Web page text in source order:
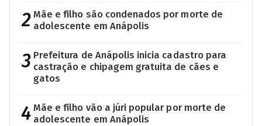
2 Mãe e filho são condenados por morte de
adolescente em Anápolis
3 Prefeitura de Anápolis inicia cadastro para
castração e chipagem gratuita de cães e
gatos
4 Mãe e filho vão a júri popular por morte de
adolescente em Anápolis